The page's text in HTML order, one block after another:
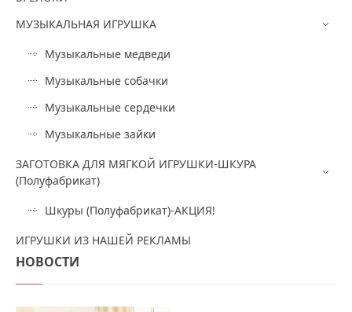
МУЗЫКАЛЬНАЯ ИГРУШКА
Музыкальные медведи
Музыкальные собачки
Музыкальные сердечки
Музыкальные зайки
ЗАГОТОВКА ДЛЯ МЯГКОЙ ИГРУШКИ-ШКУРА
(Полуфабрикат)
Шкуры (Полуфабрикат)-АКЦИЯ!
ИГРУШКИ ИЗ НАШЕЙ РЕКЛАМЫ
НОВОСТИ